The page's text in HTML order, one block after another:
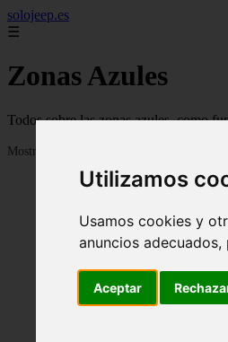
Utilizamos
Usamos cookies y
anuncios
Aceptar
solojeep.es
☰
Zonas Azules
Todos sobre las zonas azules, como
Mostrando 1 - 24 de 3338 artículos